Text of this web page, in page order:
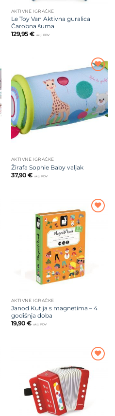
AKTIVNE IGRAČKE
Le Toy Van Aktivna guralica
Čarobna šuma
129,95 € uklj. PDV
Dodajte
na listu
želja
AKTIVNE IGRAČKE
Žirafa Sophie Baby valjak
37,90 € uklj. PDV
Dodajte
AKTIVNE IGRAČKE
Janod Kutija s magnetima – 4
godišnja doba
19,90 € uklj. PDV
Dodajte
na listu
želja